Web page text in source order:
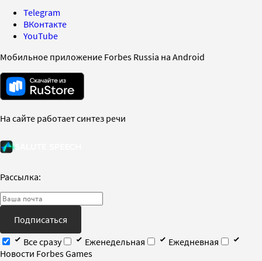
Telegram
ВКонтакте
YouTube
Мобильное приложение Forbes Russia на Android
На сайте работает синтез речи
Рассылка:
Подписаться
Все сразу
Еженедельная
Ежедневная
Новости Forbes Games